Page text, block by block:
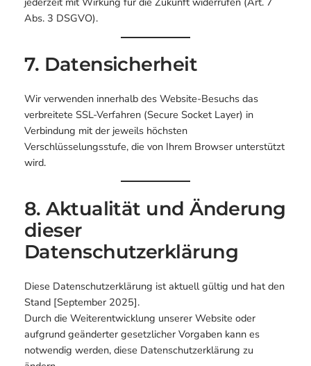
Abs. 3 DSGVO).
7. Datensicherheit
Wir verwenden innerhalb des Website-Besuchs das
verbreitete SSL-Verfahren (Secure Socket Layer) in
Verbindung mit der jeweils höchsten
Verschlüsselungsstufe, die von Ihrem Browser unterstützt
wird.
8. Aktualität und Änderung
dieser
Datenschutzerklärung
Diese Datenschutzerklärung ist aktuell gültig und hat den
Stand [September 2025].
Durch die Weiterentwicklung unserer Website oder
aufgrund geänderter gesetzlicher Vorgaben kann es
notwendig werden, diese Datenschutzerklärung zu